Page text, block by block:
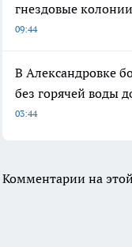
гнездовые
09:44
В Александровке
без горячей воды
03:44
Комментарии на